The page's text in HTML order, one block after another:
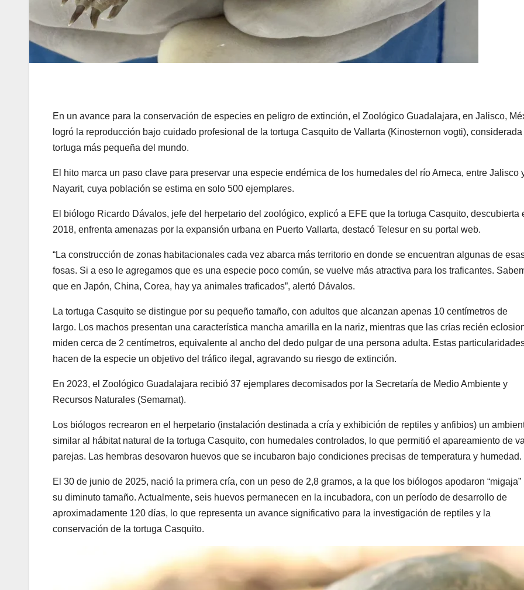
En un avance para la conservación de especies en peligro de extinción, el Zoológico Guadalajara, en Jalisco,
logró la reproducción bajo cuidado profesional de la tortuga Casquito de Vallarta (Kinosternon vogti), considerada
tortuga más pequeña del mundo.
El hito marca un paso clave para preservar una especie endémica de los humedales del río Ameca, entre Jalisco
Nayarit, cuya población se estima en solo 500 ejemplares.
El biólogo Ricardo Dávalos, jefe del herpetario del zoológico, explicó a EFE que la tortuga Casquito, descubierta
2018, enfrenta amenazas por la expansión urbana en Puerto Vallarta, destacó Telesur en su portal web.
“La construcción de zonas habitacionales cada vez abarca más territorio en donde se encuentran algunas de
fosas. Si a eso le agregamos que es una especie poco común, se vuelve más atractiva para los traficantes.
que en Japón, China, Corea, hay ya animales traficados”, alertó Dávalos.
La tortuga Casquito se distingue por su pequeño tamaño, con adultos que alcanzan apenas 10 centímetros de
largo. Los machos presentan una característica mancha amarilla en la nariz, mientras que las crías recién
miden cerca de 2 centímetros, equivalente al ancho del dedo pulgar de una persona adulta. Estas
hacen de la especie un objetivo del tráfico ilegal, agravando su riesgo de extinción.
En 2023, el Zoológico Guadalajara recibió 37 ejemplares decomisados por la Secretaría de Medio Ambiente y
Recursos Naturales (Semarnat).
Los biólogos recrearon en el herpetario (instalación destinada a cría y exhibición de reptiles y anfibios) un
similar al hábitat natural de la tortuga Casquito, con humedales controlados, lo que permitió el apareamiento de
parejas. Las hembras desovaron huevos que se incubaron bajo condiciones precisas de temperatura y humedad.
El 30 de junio de 2025, nació la primera cría, con un peso de 2,8 gramos, a la que los biólogos apodaron “migaja”
su diminuto tamaño. Actualmente, seis huevos permanecen en la incubadora, con un período de desarrollo de
aproximadamente 120 días, lo que representa un avance significativo para la investigación de reptiles y la
conservación de la tortuga Casquito.